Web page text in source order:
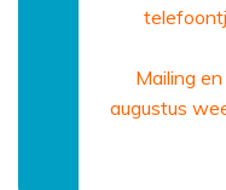
Mailing
augustus